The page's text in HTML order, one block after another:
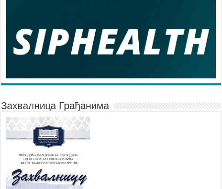
Захвалница Грађанима